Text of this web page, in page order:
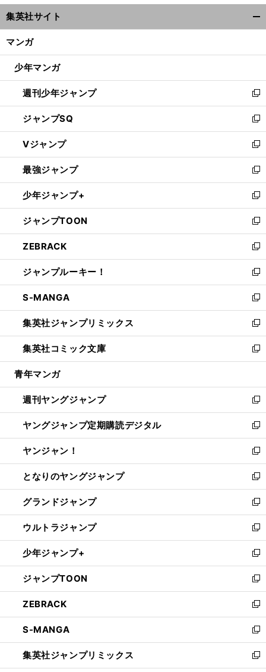
ウ
ィ
ン
ウ
開
く
集英社サイト
マンガ
少年マンガ
週刊少年ジャンプ
新
し
い
ウ
ィ
ン
ド
ウ
で
開
く
ジャンプSQ
新
し
い
ウ
ィ
ン
ド
ウ
で
開
く
Vジャンプ
新
し
い
ウ
ィ
ン
ド
ウ
で
開
く
最強ジャンプ
新
し
い
ウ
ィ
ン
ド
ウ
で
開
く
少年ジャンプ+
新
し
い
ウ
ィ
ン
ド
ウ
で
開
く
ジャンプTOON
新
し
い
ウ
ィ
ン
ド
ウ
で
開
く
ZEBRACK
新
し
い
ウ
ィ
ン
ド
ウ
で
開
ジャンプルーキー！
新
し
い
ウ
ィ
ン
ド
ウ
開
く
S-MANGA
新
し
い
ウ
ィ
ン
ウ
で
開
く
集英社ジャンプリミックス
新
し
い
ウ
ン
ド
ウ
で
開
く
集英社コミック文庫
新
し
ウ
ィ
ン
ド
ウ
で
開
く
青年マンガ
週刊ヤングジャンプ
新
し
い
ウ
ィ
ン
ド
ウ
で
開
く
ヤングジャンプ定期購読デジタル
新
し
い
ウ
ィ
ン
ド
ウ
で
開
く
ヤンジャン！
新
し
い
ウ
ィ
ン
ド
ウ
で
開
く
となりのヤングジャンプ
新
し
い
ウ
ィ
ン
ド
ウ
で
開
く
グランドジャンプ
新
し
い
ウ
ィ
ン
ド
ウ
で
開
く
ウルトラジャンプ
新
し
い
ウ
ィ
ン
ド
ウ
で
開
く
少年ジャンプ+
新
し
い
ウ
ィ
ン
ド
ウ
で
開
ジャンプTOON
新
し
い
ウ
ィ
ン
ド
ウ
ZEBRACK
新
し
い
ウ
ィ
ン
S-MANGA
新
し
い
ウ
集英社ジャンプリミックス
新